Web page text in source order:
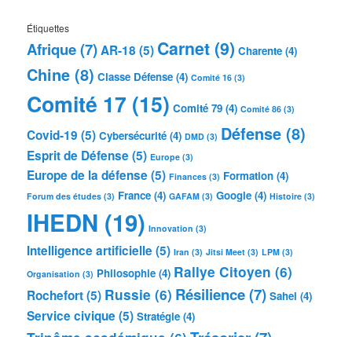
Étiquettes
Afrique(7)AR-18 (5) Carnet(9) Charente (4)
Chine (8) Classe Défense (4) Comité 16 (3)
Comité 17 (15) Comité 79 (4) Comité 86 (3)
Covid-19 (5) Cybersécurité (4) DMD (3) Défense (8)
Esprit de Défense (5) Europe (3)
Europe de la défense (5) Finances (3) Formation (4)
Forum des études (3) France (4) GAFAM (3) Google (4) Histoire (3)
IHEDN (19) Innovation (3)
Intelligence artificielle (5) Iran (3) Jitsi Meet (3) LPM (3)
Organisation (3) Philosophie (4) Rallye Citoyen (6)
Rochefort(5) Russie (6) Résilience(7) Sahel (4)
Service civique (5) Stratégie (4)